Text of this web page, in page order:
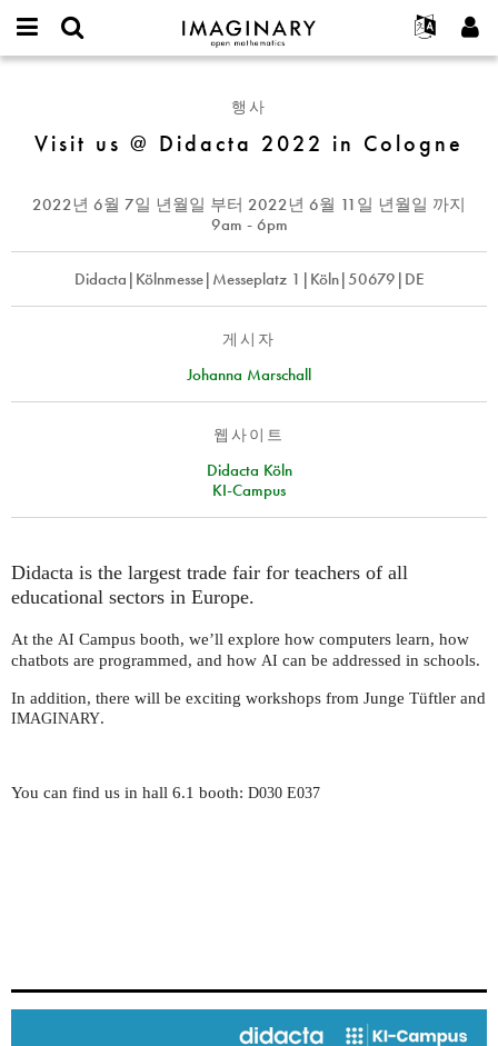
IMAGINARY
open
Français
Deutsch
Español
Türkçe
Programs
Galleries
Films
Texts
Exhibitions
프로젝트
참가하기
username
가입하기
새로운 비밀번호 요청하기
2022
Cologne
행사
Visit us @ Didacta 2022 in Cologne
2022년 6월 7일 년월일 부터 2022년 6월 11일 년월일 까지
9am - 6pm
Didacta|Kölnmesse|Messeplatz 1|Köln|50679|DE
게시자
Johanna Marschall
웹사이트
Didacta Köln
KI-Campus
Didacta is the largest trade fair for teachers of all
educational sectors in Europe.
At the AI Campus booth, we’ll explore how computers learn, how
chatbots are programmed, and how AI can be addressed in schools.
In addition, there will be exciting workshops from Junge Tüftler and
IMAGINARY.
You can find us in hall 6.1 booth: D030 E037